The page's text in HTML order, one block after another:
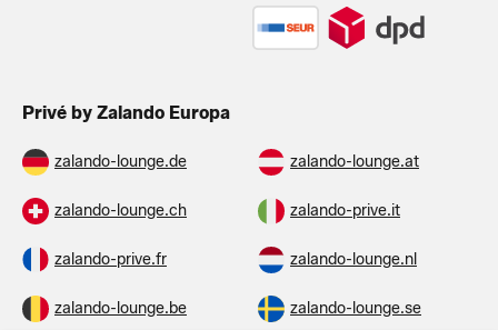
Privé by Zalando Europa
zalando-lounge.de zalando-lounge.at
zalando-lounge.ch zalando-prive.it
zalando-prive.fr zalando-lounge.nl
zalando-lounge.be zalando-lounge.se